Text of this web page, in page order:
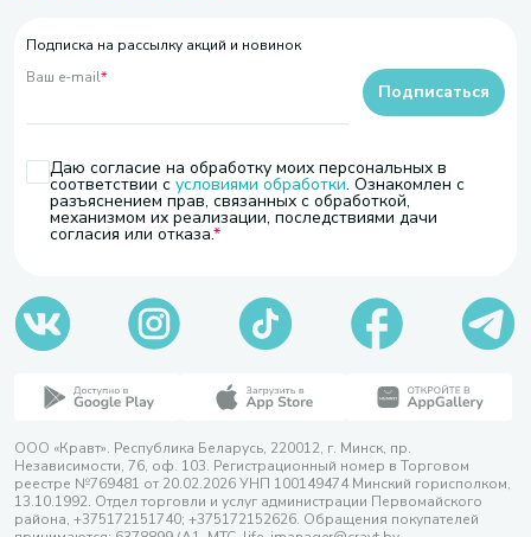
Подписка на рассылку акций и новинок
Ваш e-mail*
Даю согласие на обработку моих персональных в
соответствии с условиями обработки. Ознакомлен с
разъяснением прав, связанных с обработкой,
механизмом их реализации, последствиями дачи
согласия или отказа.
Подписаться
ООО «Кравт». Республика Беларусь, 220012, г. Минск, пр.
Независимости, 76, оф. 103. Регистрационный номер в Торговом
реестре №769481 от 20.02.2026 УНП 100149474 Минский горисполком,
13.10.1992. Отдел торговли и услуг администрации Первомайского
района, +375172151740; +375172152626. Обращения покупателей